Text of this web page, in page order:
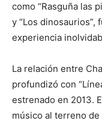
como “Rasguña las
y “Los dinosaurios”,
experiencia
La relación entre
profundizó con
estrenado en 2013.
músico al terreno